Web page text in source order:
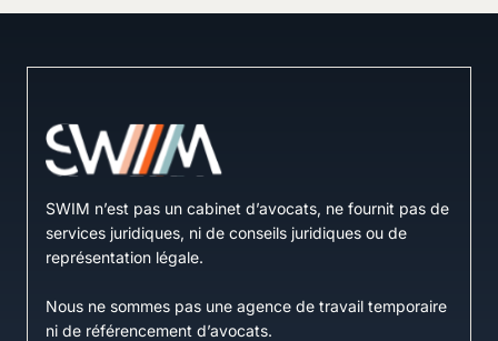
SWIM n’est pas un cabinet d’avocats, ne fournit pas de
services juridiques, ni de conseils juridiques ou de
représentation légale.
Nous ne sommes pas une agence de travail temporaire
ni de référencement d’avocats.